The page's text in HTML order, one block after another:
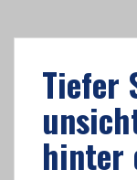
Tiefer
hinter